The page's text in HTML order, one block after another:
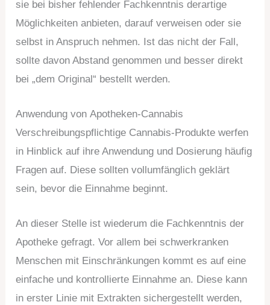
sie bei bisher fehlender Fachkenntnis derartige
Möglichkeiten anbieten, darauf verweisen oder sie
selbst in Anspruch nehmen. Ist das nicht der Fall,
sollte davon Abstand genommen und besser direkt
bei „dem Original“ bestellt werden.
Anwendung von Apotheken-Cannabis
Verschreibungspflichtige Cannabis-Produkte werfen
in Hinblick auf ihre Anwendung und Dosierung häufig
Fragen auf. Diese sollten vollumfänglich geklärt
sein, bevor die Einnahme beginnt.
An dieser Stelle ist wiederum die Fachkenntnis der
Apotheke gefragt. Vor allem bei schwerkranken
Menschen mit Einschränkungen kommt es auf eine
einfache und kontrollierte Einnahme an. Diese kann
in erster Linie mit Extrakten sichergestellt werden,